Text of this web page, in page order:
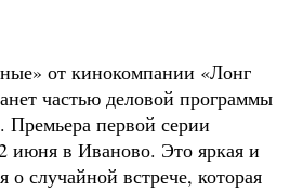
от кинокомпании «Лонг
частью деловой программы
Премьера первой серии
июня в Иваново. Это яркая и
о случайной встрече, которая